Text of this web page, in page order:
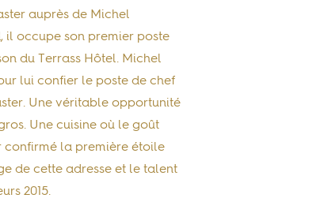
auprès de Michel
il occupe son premier poste
du Terrass Hôtel. Michel
lui confier le poste de chef
Une véritable opportunité
Une cuisine où le goût
confirmé la première étoile
de cette adresse et le talent
2015.